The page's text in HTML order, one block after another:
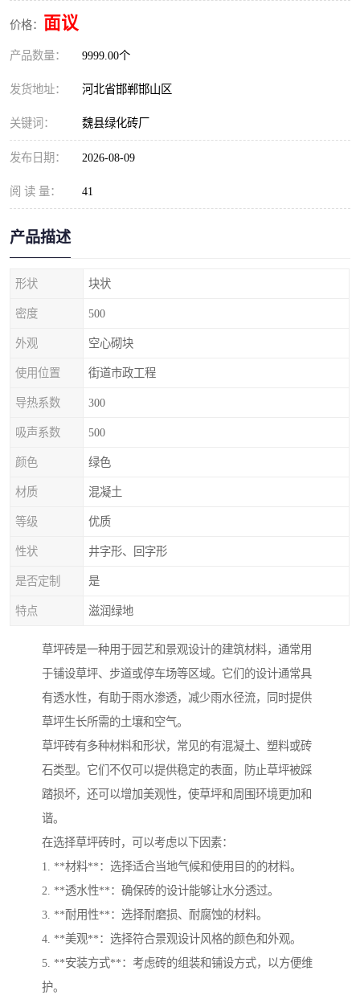
价格： 面议
产品数量： 9999.00个
发货地址： 河北省邯郸邯山区
关键词： 魏县绿化砖厂
发布日期： 2026-08-09
阅 读 量： 41
产品描述
形状 块状
密度 500
外观 空心砌块
使用位置 街道市政工程
导热系数 300
吸声系数 500
颜色 绿色
材质 混凝土
等级 优质
性状 井字形、回字形
是否定制 是
特点 滋润绿地
草坪砖是一种用于园艺和景观设计的建筑材料，通常用
于铺设草坪、步道或停车场等区域。它们的设计通常具
有透水性，有助于雨水渗透，减少雨水径流，同时提供
草坪生长所需的土壤和空气。
草坪砖有多种材料和形状，常见的有混凝土、塑料或砖
石类型。它们不仅可以提供稳定的表面，防止草坪被踩
踏损坏，还可以增加美观性，使草坪和周围环境更加和
谐。
在选择草坪砖时，可以考虑以下因素：
1. **材料**：选择适合当地气候和使用目的的材料。
2. **透水性**：确保砖的设计能够让水分透过。
3. **耐用性**：选择耐磨损、耐腐蚀的材料。
4. **美观**：选择符合景观设计风格的颜色和外观。
5. **安装方式**：考虑砖的组装和铺设方式，以方便维
护。